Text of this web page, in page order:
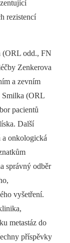
rezistencí
(ORL odd., FN
Zenkerova
a zevním
Smilka (ORL
pacientů
Další
a onkologická
správný odběr
vyšetření.
metastáz do
příspěvky